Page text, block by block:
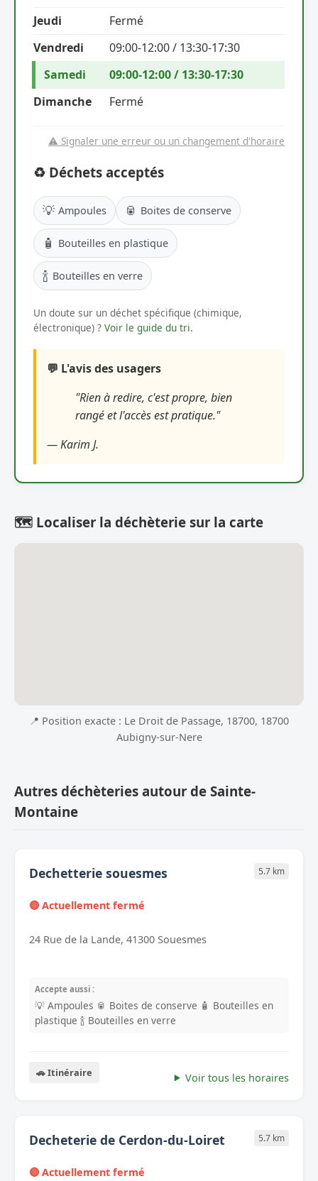
Jeudi
Fermé
Vendredi
09:00-12:00 / 13:30-17:30
Samedi
09:00-12:00 / 13:30-17:30
Dimanche
Fermé
⚠️ Signaler une erreur ou un changement d'horaire
♻️ Déchets acceptés
💡 Ampoules 🥫 Boites de conserve
🧴 Bouteilles en plastique
🍾 Bouteilles en verre
Un doute sur un déchet spécifique (chimique,
électronique) ? Voir le guide du tri.
💬 L'avis des usagers
"Rien à redire, c'est propre, bien
rangé et l'accès est pratique."
— Karim J.
🗺️ Localiser la déchèterie sur la carte
📍 Position exacte : Le Droit de Passage, 18700, 18700
Aubigny-sur-Nere
Autres déchèteries autour de Sainte-
Montaine
Dechetterie souesmes 5.7 km
🔴 Actuellement fermé
24 Rue de la Lande, 41300 Souesmes
Accepte aussi :
💡 Ampoules 🥫 Boites de conserve 🧴 Bouteilles en
plastique 🍾 Bouteilles en verre
🚗 Itinéraire Voir tous les horaires
Decheterie de Cerdon-du-Loiret 5.7 km
🔴 Actuellement fermé